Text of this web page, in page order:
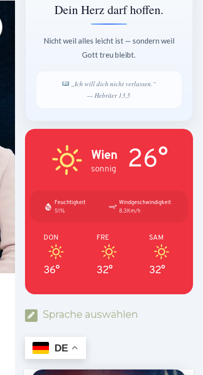
Dein Herz darf hoffen.
Nicht weil alles leicht ist — sondern weil
Gott treu bleibt.
„Ich will dich nicht verlassen.“
— Hebräer 13,5
Wien
sonnig 26°
Feuchtigkeit
51%
Windgeschwindigkeit
8.3Km/h
DON
36°
FRE
32°
SAM
32°
Sprache auswählen
DE